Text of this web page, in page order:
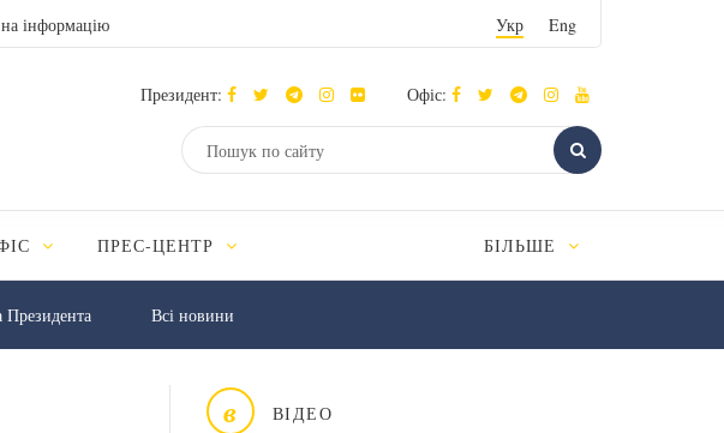
інформацію Укр Eng
Президент: Офіс:
ПРЕС-ЦЕНТР БІЛЬШЕ
Всі новини
в ВІДЕО